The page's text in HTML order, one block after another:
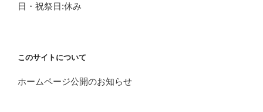
日・祝祭日:休み
このサイトについて
ホームページ公開のお知らせ